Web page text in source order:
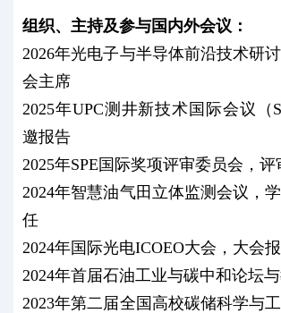
组织、主持及参与国内外会议：
2026年光电子与半导体前沿技术研
会主席
2025年UPC测井新技术国际会议（
邀报告
2025年SPE国际奖项评审委员会，评
2024年智慧油气田立体监测会议，
任
2024年国际光电ICOEO大会，大会
2024年首届石油工业与碳中和论坛
2023年第二届全国高校碳储科学与